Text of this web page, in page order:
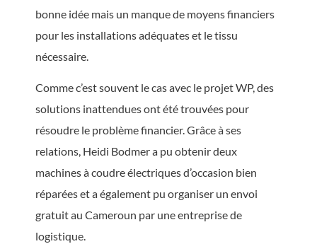
bonne idée mais un manque de moyens financiers
pour les installations adéquates et le tissu
nécessaire.
Comme c’est souvent le cas avec le projet WP, des
solutions inattendues ont été trouvées pour
résoudre le problème financier. Grâce à ses
relations, Heidi Bodmer a pu obtenir deux
machines à coudre électriques d’occasion bien
réparées et a également pu organiser un envoi
gratuit au Cameroun par une entreprise de
logistique.